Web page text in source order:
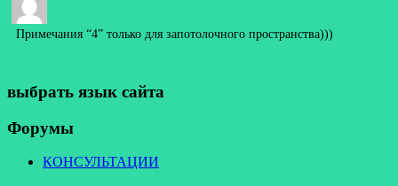
Примечания “4” только для запотолочного пространства)))
выбрать язык сайта
Форумы
КОНСУЛЬТАЦИИ